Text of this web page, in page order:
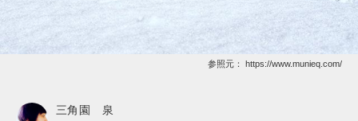
参照元： https://www.munieq.com/
三角園 泉